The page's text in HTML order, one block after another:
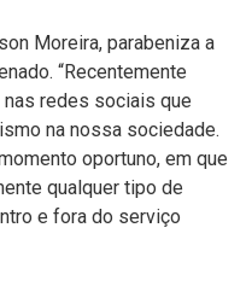
Moreira, parabeniza a
“Recentemente
redes sociais que
na nossa sociedade.
oportuno, em que
qualquer tipo de
e fora do serviço